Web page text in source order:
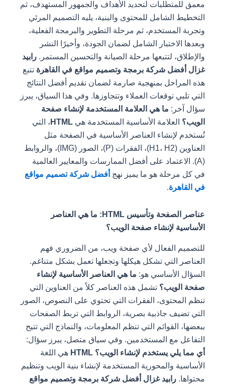
معمق للمتطلبات لتحديد الأهداف والجمهور المستهدف، ثم
التخطيط الشامل للمحتوى والبنية، يليه التصميم المرئي
وتجربة المستخدم، ثم مرحلة التطوير والبرمجة الفعلية،
وبعدها الاختبار الشامل لضمان الجودة، وأخيرًا النشر
والإطلاق، لتتبعها مرحلة الصيانة والتحسين المستمر.رابيد
غزال أفضل شركة برمجة وتصميم مواقع في القاهرةتتبع
هذه المراحل بمنهجية صارمة لضمان تقديم أفضل النتائج
التي تلبي توقعات العملاء وتتجاوزها. وفي هذا السياق، يبرز
سؤال آخر:ما هي العلامة المستخدمة لإنشاء صفحة
الويب؟العلامة الأساسية المستخدمة هيHTML، التي
تُستخدم لإنشاء العناصر الأساسية في الصفحة مثل
العناوين (H1، H2)، الفقرات (P)، الصور (IMG)، والروابط
(A). الاعتماد على أفضل الممارسات والمعايير العالمية
في كل مرحلة هو ما يميز نهجأفضل شركة تصميم مواقع
في القاهرة.
عناصر الصفحة وتأسيس HTML: ما هي العناصر
الأساسية لإنشاء صفحة الويب؟
للتصميم الفعال لأي صفحة ويب، من الضروري فهم
العناصر التي تشكل هيكلها وتجعلها تعمل بشكل متناغم.
السؤال الأساسي هو:ما هي العناصر الأساسية لإنشاء
صفحة الويب؟تشمل هذه العناصر كلاً من العناوين التي
تنظم المحتوى، الفقرات التي تحتوي على النصوص، الصور
التي تضيف جاذبية بصرية، الروابط التي تربط الصفحات
ببعضها، القوائم التي تنظم المعلومات، والنماذج التي تتيح
التفاعل مع المستخدمين. وفي سياق متصل، يبرز سؤال:
أي مما يلي يستخدم لإنشاء الويب؟ HTMLهي اللغة
الأساسية والمحورية المستخدمة لإنشاء بنية الويب وتنظيم
محتواها.رابيد غزال أفضل شركة برمجة وتصميم مواقع